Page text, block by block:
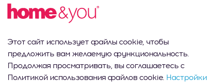
Михаил Садовяну
Описание продукта
Этот сайт использует файлы cookie, чтобы
предложить вам желаемую функциональность.
Продолжая просматривать, вы соглашаетесь с
Политикой использования файлов cookie. Настройки